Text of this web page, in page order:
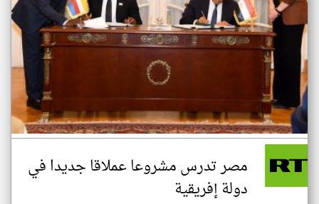
مصر تدرس مشروعا عملاقا جديدا في
دولة إفريقية